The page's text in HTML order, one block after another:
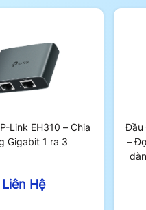
Tốc
gập gọn và Di
dòng UE300C, UE306
không chỉ giúp bảo vệ
vắn, cực kỳ tiện lợi để bỏ
Link EH310 – Chia
Gigabit 1 ra 3
Liên Hệ
Đầu
–